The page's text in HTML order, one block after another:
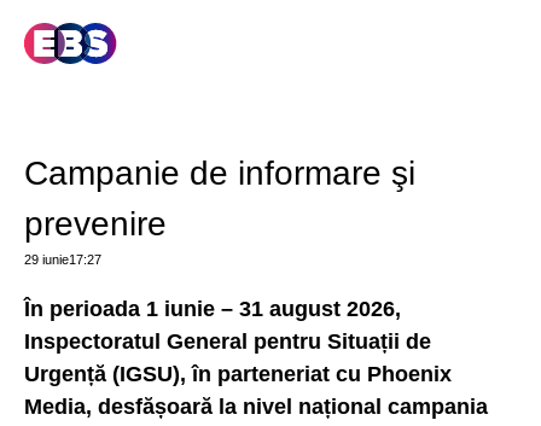
Campanie de informare şi
prevenire
29 iunie17:27
În perioada 1 iunie – 31 august 2026,
Inspectoratul General pentru Situații de
Urgență (IGSU), în parteneriat cu Phoenix
Media, desfășoară la nivel național campania